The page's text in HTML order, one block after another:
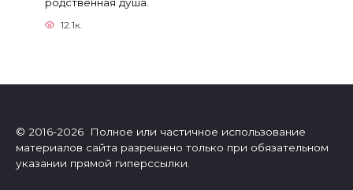
12.1к.
© 2016-2026 Полное или частичное использование
материалов сайта разрешено только при обязательном
указании прямой гиперссылки.